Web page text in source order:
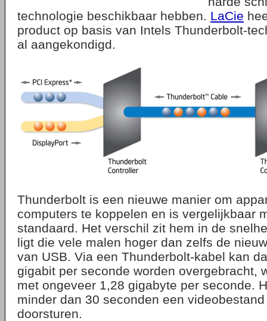
technologie beschikbaar hebben. LaCie
product op basis van Intels Thunderbolt-
al aangekondigd.
Thunderbolt is een nieuwe manier om
computers te koppelen en is vergelijkbaar
standaard. Het verschil zit hem in de
ligt die vele malen hoger dan zelfs de
van USB. Via een Thunderbolt-kabel kan
gigabit per seconde worden overgebracht,
met ongeveer 1,28 gigabyte per seconde.
minder dan 30 seconden een
doorsturen.